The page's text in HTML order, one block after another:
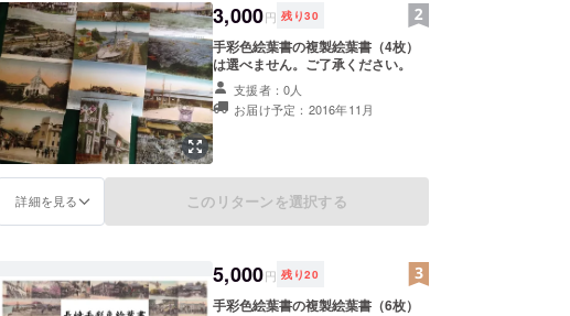
【長崎手彩色絵葉書ホームページ】
http://ehagaki-nagasaki.com
【長崎手彩色絵葉書インスタグラム】
https://www.instagram.com/ehagaki.nagasaki/
【長崎手彩色絵葉書 facebook】
https://www.facebook.com/ehagaki.nagasaki
3,000円 残り30
手彩色絵葉書の複製絵葉書（4枚）
は選べません。ご了承ください。
支援者：0人
お届け予定：2016年11月
詳細を見る このリターンを選択する
5,000円 残り20
手彩色絵葉書の複製絵葉書（6枚）